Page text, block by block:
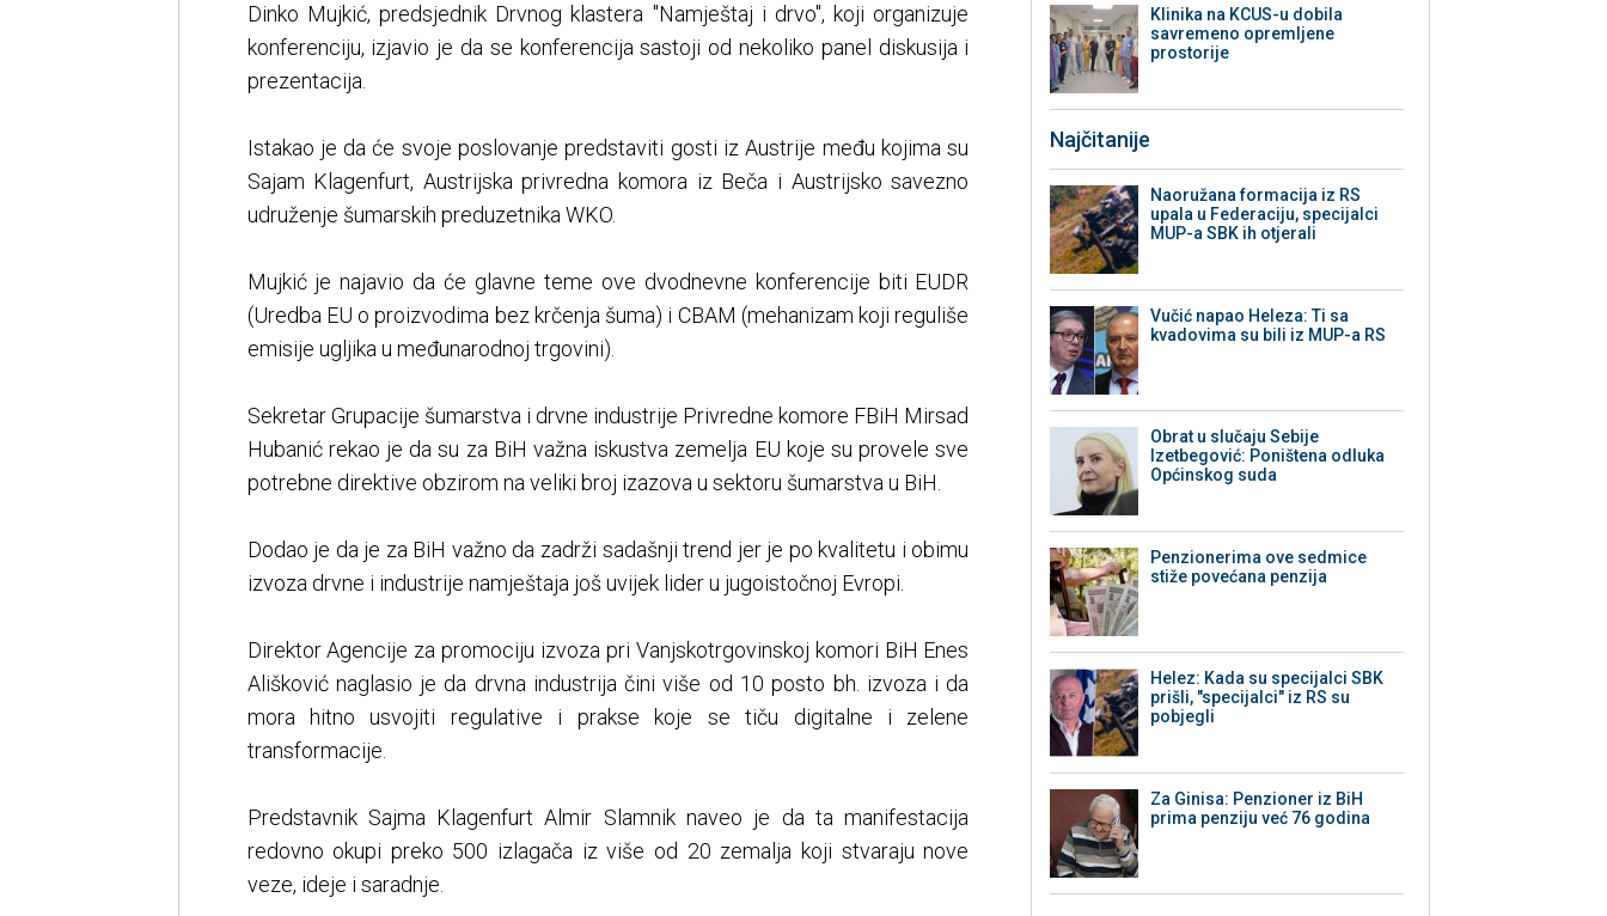
Dinko Mujkić, predsjednik Drvnog klastera "Namještaj i drvo", koji organizuje
konferenciju, izjavio je da se konferencija sastoji od nekoliko panel diskusija i
prezentacija.
Istakao je da će svoje poslovanje predstaviti gosti iz Austrije među kojima su
Sajam Klagenfurt, Austrijska privredna komora iz Beča i Austrijsko savezno
udruženje šumarskih preduzetnika WKO.
Mujkić je najavio da će glavne teme ove dvodnevne konferencije biti EUDR
(Uredba EU o proizvodima bez krčenja šuma) i CBAM (mehanizam koji reguliše
emisije ugljika u međunarodnoj trgovini).
Sekretar Grupacije šumarstva i drvne industrije Privredne komore FBiH Mirsad
Hubanić rekao je da su za BiH važna iskustva zemelja EU koje su provele sve
potrebne direktive obzirom na veliki broj izazova u sektoru šumarstva u BiH.
Dodao je da je za BiH važno da zadrži sadašnji trend jer je po kvalitetu i obimu
izvoza drvne i industrije namještaja još uvijek lider u jugoistočnoj Evropi.
Direktor Agencije za promociju izvoza pri Vanjskotrgovinskoj komori BiH Enes
Ališković naglasio je da drvna industrija čini više od 10 posto bh. izvoza i da
mora hitno usvojiti regulative i prakse koje se tiču digitalne i zelene
transformacije.
Predstavnik Sajma Klagenfurt Almir Slamnik naveo je da ta manifestacija
redovno okupi preko 500 izlagača iz više od 20 zemalja koji stvaraju nove
veze, ideje i saradnje.
Klinika na KCUS-u dobila
savremeno opremljene
prostorije
Najčitanije
Naoružana formacija iz RS
upala u Federaciju, specijalci
MUP-a SBK ih otjerali
Vučić napao Heleza: Ti sa
kvadovima su bili iz MUP-a RS
Obrat u slučaju Sebije
Izetbegović: Poništena odluka
Općinskog suda
Penzionerima ove sedmice
stiže povećana penzija
Helez: Kada su specijalci SBK
prišli, "specijalci" iz RS su
pobjegli
Za Ginisa: Penzioner iz BiH
prima penziju već 76 godina